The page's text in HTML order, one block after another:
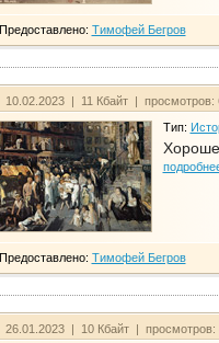
Предоставлено: Тимофей Бегров
10.02.2023 | 11 Кбайт | просмотров:
Тип:
Предоставлено: Тимофей Бегров
26.01.2023 | 10 Кбайт | просмотров: